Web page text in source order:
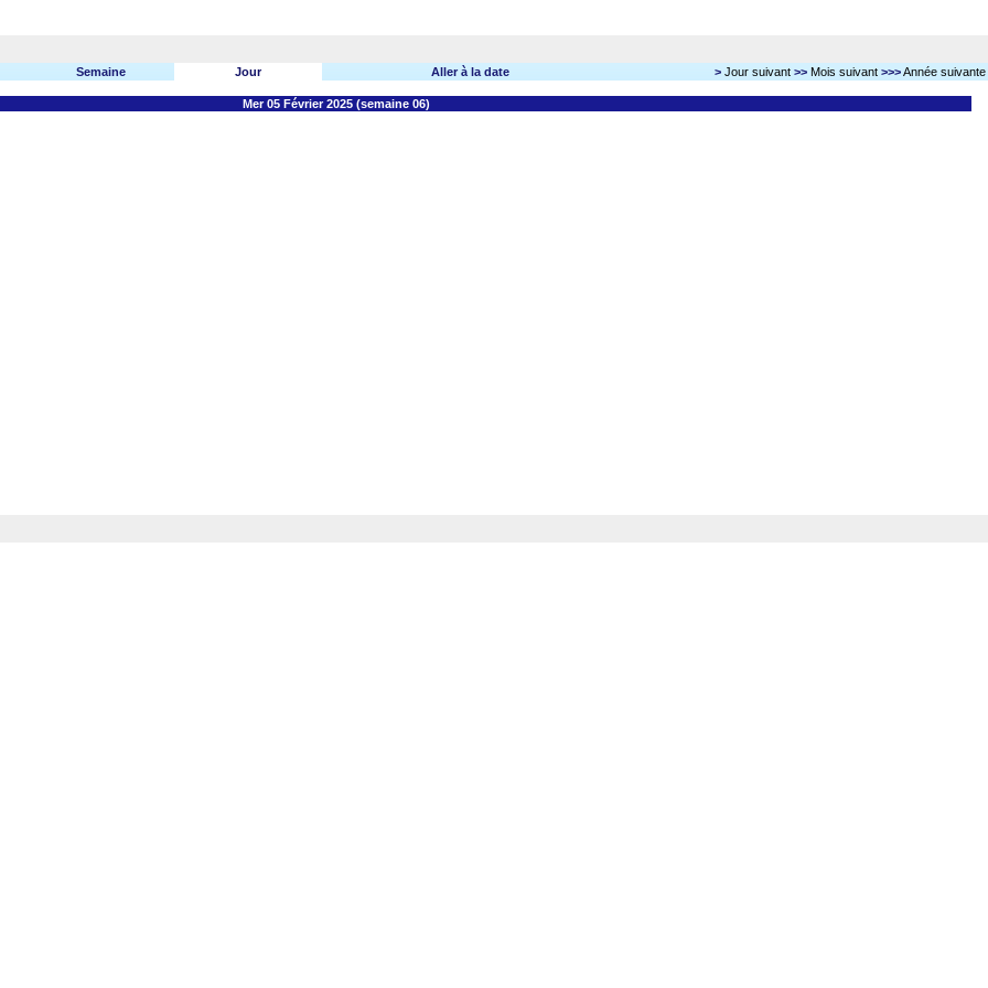
Semaine Jour Aller à la date > Jour suivant >> Mois suivant >>>Année suivante
Mer 05 Février 2025 (semaine 06)